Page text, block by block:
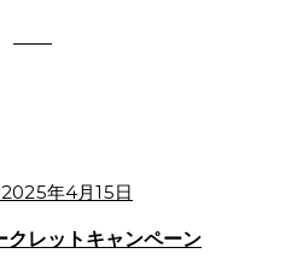
2025年4月15日